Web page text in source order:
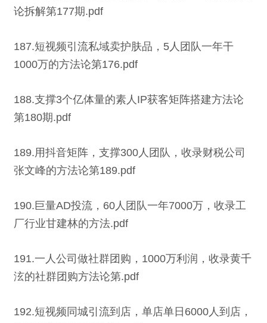
论拆解第177期.pdf
187.短视频引流私域卖护肤品，5人团队一年干
1000万的方法论第176.pdf
188.支撑3个亿体量的素人IP获客矩阵搭建方法论
第180期.pdf
189.用抖音矩阵，支撑300人团队，收录财税公司
张文峰的方法论第189.pdf
190.巨量AD投流，60人团队一年7000万，收录工
厂行业甘建林的方法.pdf
191.一人公司做社群团购，1000万利润，收录黄千
泫的社群团购方法论第.pdf
192.短视频同城引流到店，单店单日6000人到店，